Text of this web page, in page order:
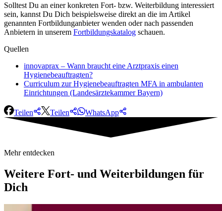
Solltest Du an einer konkreten Fort- bzw. Weiterbildung interessiert
sein, kannst Du Dich beispielsweise direkt an die im Artikel
genannten Fortbildunganbieter wenden oder nach passenden
Anbietern in unserem Fortbildungskatalog schauen.
Quellen
innovaprax – Wann braucht eine Arztpraxis einen
Hygienebeauftragten?
Curriculum zur Hygienebeauftragten MFA in ambulanten
Einrichtungen (Landesärztekammer Bayern)
Teilen Teilen WhatsApp
Mehr entdecken
Weitere Fort- und Weiterbildungen für
Dich